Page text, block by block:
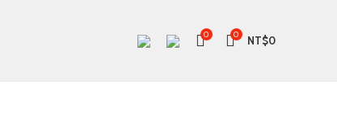
0 0 NT$0